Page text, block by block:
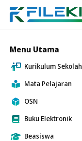
Menu Utama
Kurikulum Sekolah
Mata Pelajaran
OSN
Buku Elektronik
Beasiswa